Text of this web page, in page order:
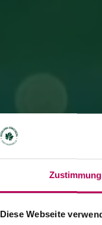
Zustimmung
Diese Webseite